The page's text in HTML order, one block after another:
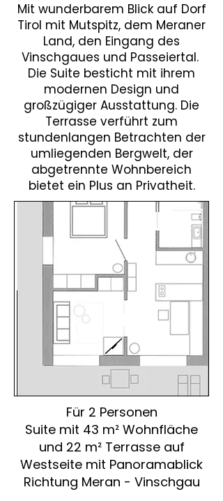
Mit wunderbarem Blick auf Dorf
Tirol mit Mutspitz, dem Meraner
Land, den Eingang des
Vinschgaues und Passeiertal.
Die Suite besticht mit ihrem
modernen Design und
großzügiger Ausstattung. Die
Terrasse verführt zum
stundenlangen Betrachten der
umliegenden Bergwelt, der
abgetrennte Wohnbereich
bietet ein Plus an Privatheit.
Für 2 Personen
Suite mit 43 m² Wohnfläche
und 22 m² Terrasse auf
Westseite mit Panoramablick
Richtung Meran - Vinschgau